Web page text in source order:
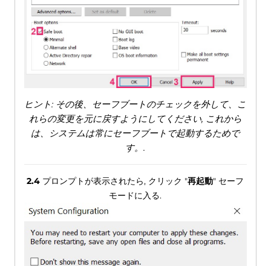
ヒント: その後、セーフブートのチェックを外して、こ
れらの変更を元に戻すようにしてください, これから
は、システムは常にセーフブートで起動するためで
す。.
2.4 プロンプトが表示されたら, クリック "再起動" セーフ
モードに入る.